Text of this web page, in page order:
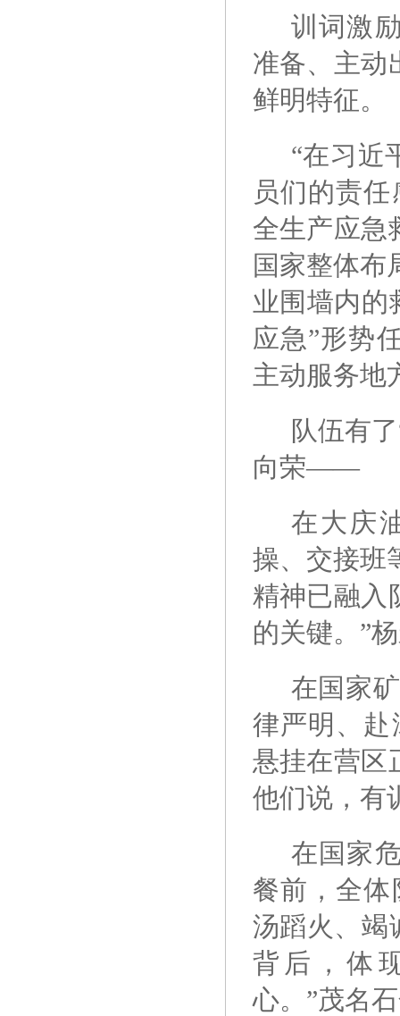
训词激
准备、主动
鲜明特征。
“在习近
员们的责
全生产应急
国家整体布
业围墙内的
应急”形势
主动服务地
队伍有
向荣——
在大庆
操、交接班
精神已融入
的关键。”
在国家
律严明、赴
悬挂在营区
他们说，有
在国家
餐前，全
汤蹈火、竭
背后，体
心。”茂名